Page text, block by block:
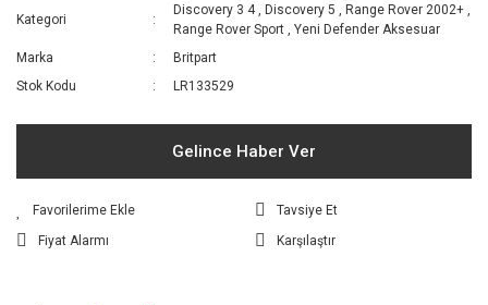
Kategori
Discovery 3 4 ,Discovery 5 ,Range Rover 2002+
Range Rover Sport
,Yeni Defender Aksesuar
Marka
Britpart
Stok Kodu
LR133529
Gelince Haber Ver
Tavsiye Et
Fiyat Alarmı
Karşılaştır